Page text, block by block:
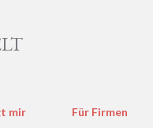
mir Für Firmen